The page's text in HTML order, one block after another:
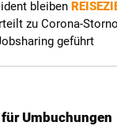
bleiben
zu Corona-
geführt
Umbuchungen